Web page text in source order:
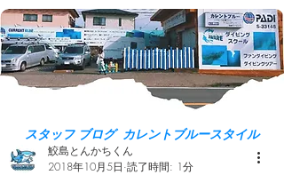
スタッフ ブログ カレントブルースタイル
鮫島とんかちくん
2018年10月5日 読了時間: 1分